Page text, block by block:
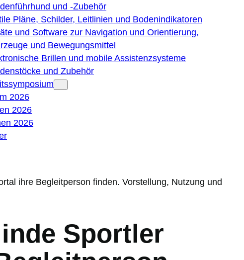
und -Zubehör
Pläne, Schilder, Leitlinien und Bodenindikatoren
und Software zur Navigation und Orientierung,
und Bewegungsmittel
Brillen und mobile Assistenzsysteme
und Zubehör
2026
2026
2026
ihre Begleitperson finden. Vorstellung, Nutzung und
Sportler